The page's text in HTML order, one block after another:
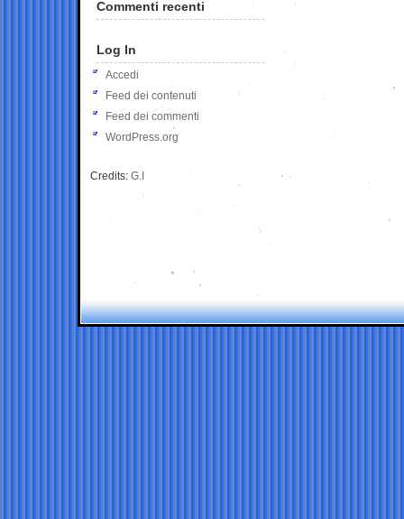
Commenti recenti
Log In
Accedi
Feed dei contenuti
Feed dei commenti
WordPress.org
Credits: G.I